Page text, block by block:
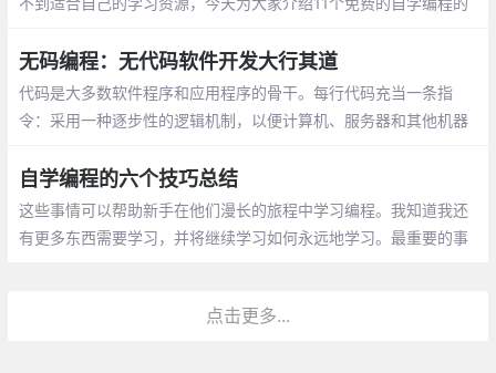
l，你可以通过它学习所有的网站建设基础教程
无码编程：无代码软件开发大行其道
代码是大多数软件程序和应用程序的骨干。每行代码充当一条指
令：采用一种逐步性的逻辑机制，以便计算机、服务器和其他机器
技能有时很吃香。
自学编程的六个技巧总结
这些事情可以帮助新手在他们漫长的旅程中学习编程。我知道我还
有更多东西需要学习，并将继续学习如何永远地学习。最重要的事
点击更多...